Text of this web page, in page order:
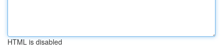
HTML is disabled